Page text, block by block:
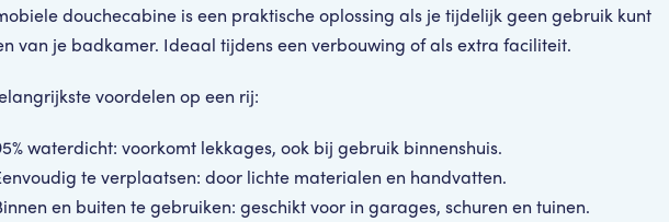
douchecabine is een praktische oplossing als je tijdelijk geen gebruik kunt
van je badkamer. Ideaal tijdens een verbouwing of als extra faciliteit.
voordelen op een rij:
waterdicht: voorkomt lekkages, ook bij gebruik binnenshuis.
te verplaatsen: door lichte materialen en handvatten.
en buiten te gebruiken: geschikt voor in garages, schuren en tuinen.